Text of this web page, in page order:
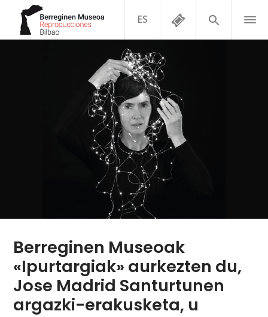
ES
Berreginen Museoak
«Ipurtargiak» aurkezten du,
Jose Madrid Santurtunen
argazki-erakusketa, u